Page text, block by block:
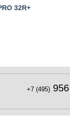
32R+
+7 (495)